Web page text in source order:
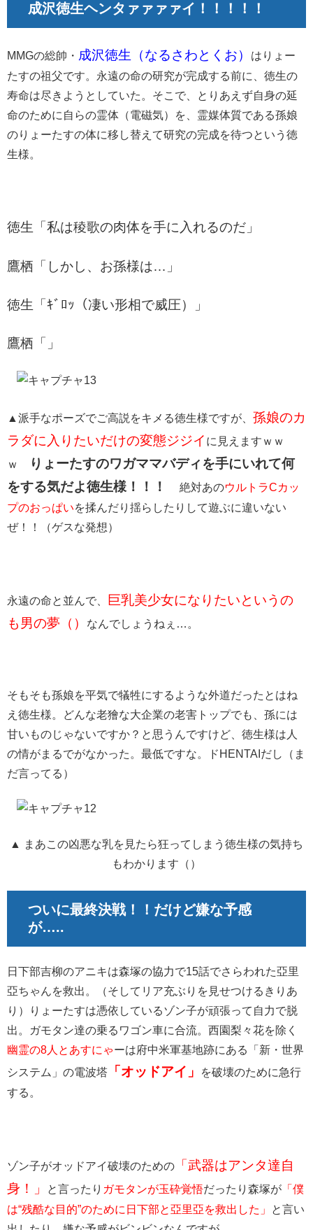
成沢徳生ヘンタァァァァイ！！！！！
MMGの総帥・ 成沢徳生（なるさわとくお）
はりょー
たすの祖父です。永遠の命の研究が完成する前に、徳生の
寿命は尽きようとしていた。そこで、とりあえず自身の延
命のために自らの霊体（電磁気）を、霊媒体質である孫娘
のりょーたすの体に移し替えて研究の完成を待つという徳
生様。
徳生「私は稜歌の肉体を手に入れるのだ」
鷹栖「しかし、お孫様は…」
徳生「ｷﾞﾛｯ（凄い形相で威圧）」
鷹栖「」
▲派手なポーズでご高説をキメる徳生様ですが、 孫娘のカ
ラダに入りたいだけの変態ジジイ に見えますｗｗ
ｗ
りょーたすのワガママバディを手にいれて何
をする気だよ徳生様！！！
絶対あのウルトラCカッ
プのおっぱいを揉んだり揺らしたりして遊ぶに違いない
ぜ！！（ゲスな発想）
永遠の命と並んで、
巨乳美少女になりたいというの
も男の夢（）
なんでしょうねぇ…。
そもそも孫娘を平気で犠牲にするような外道だったとはね
え徳生様。どんな老獪な大企業の老害トップでも、孫には
甘いものじゃないですか？と思うんですけど、徳生様は人
の情がまるでがなかった。最低ですな。ドHENTAIだし（ま
だ言ってる）
▲ まあこの凶悪な乳を見たら狂ってしまう徳生様の気持ち
もわかります（）
ついに最終決戦！！だけど嫌な予感
が…..
日下部吉柳のアニキは森塚の協力で15話でさらわれた亞里
亞ちゃんを救出。（そしてリア充ぶりを見せつけるきりあ
り）りょーたすは憑依しているゾン子が頑張って自力で脱
出。ガモタン達の乗るワゴン車に合流。西園梨々花を除く
幽霊の8人とあすにゃーは府中米軍基地跡にある「新・世界
システム」の電波塔
「オッドアイ」
を破壊のために急行
する。
ゾン子がオッドアイ破壊のための
「武器はアンタ達自
身！」
と言ったり ガモタンが玉砕覚悟だったり森塚が 「僕
は“残酷な目的”のために日下部と亞里亞を救出した」
と言い